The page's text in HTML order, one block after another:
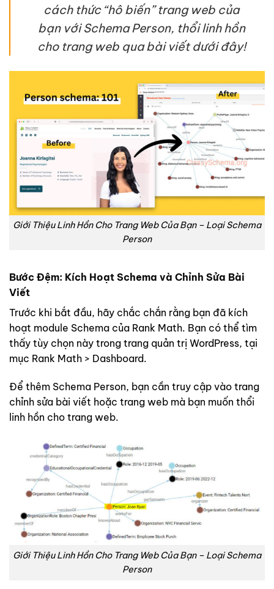
cách thức “hô biến” trang web của
bạn với Schema Person, thổi linh hồn
cho trang web qua bài viết dưới đây!
Giới Thiệu Linh Hồn Cho Trang Web Của Bạn – Loại Schema
Person
Bước Đệm: Kích Hoạt Schema và Chỉnh Sửa Bài
Viết
Trước khi bắt đầu, hãy chắc chắn rằng bạn đã kích
hoạt module Schema của Rank Math. Bạn có thể tìm
thấy tùy chọn này trong trang quản trị WordPress, tại
mục Rank Math > Dashboard.
Để thêm Schema Person, bạn cần truy cập vào trang
chỉnh sửa bài viết hoặc trang web mà bạn muốn thổi
linh hồn cho trang web.
Giới Thiệu Linh Hồn Cho Trang Web Của Bạn – Loại Schema
Person